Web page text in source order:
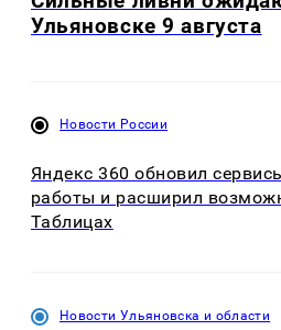
Ульяновске 9 августа
Новости России
Яндекс 360 обновил
работы и расширил
Таблицах
Новости Ульяновска и области